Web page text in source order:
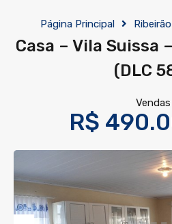
Página Principal
Casa – Vila Suissa
(DLC
Vendas
R$